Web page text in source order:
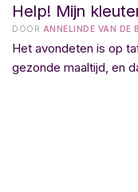
Help! Mijn
DOOR ANNELINDE VAN DE
Het avondeten is op
gezonde maaltijd, en